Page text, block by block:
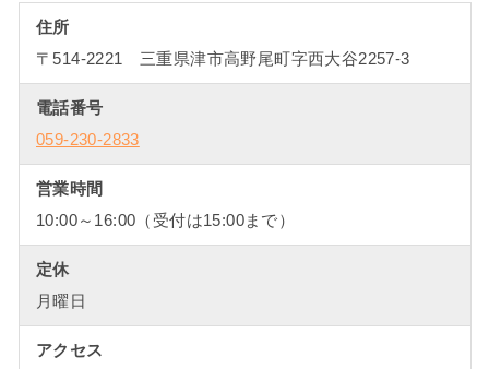
住所
〒514-2221 三重県津市高野尾町字西大谷2257-3
電話番号
059-230-2833
営業時間
10:00～16:00（受付は15:00まで）
定休
月曜日
アクセス